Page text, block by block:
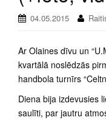
04.05.2015
Ar Olaines dīvu un
kvartālā noslēdzās
handbola turnīrs
Diena bija izdevusies
saulīti, par jautru